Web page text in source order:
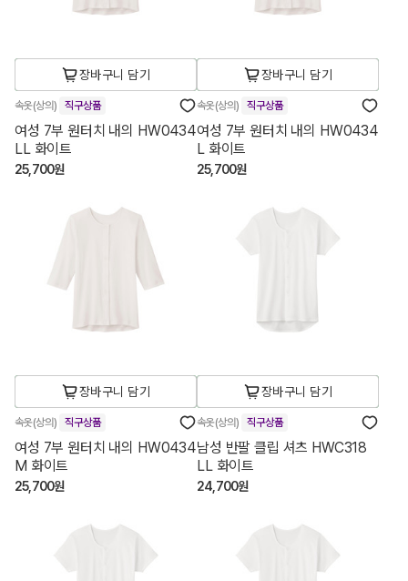
장바구니 담기
속옷(상의) 직구상품
여성 7부 원터치 내의 HW0434
LL 화이트
25,700원
장바구니 담기
속옷(상의) 직구상품
여성 7부 원터치 내의 HW0434
L 화이트
25,700원
장바구니 담기
속옷(상의) 직구상품
여성 7부 원터치 내의 HW0434
M 화이트
25,700원
장바구니 담기
속옷(상의) 직구상품
남성 반팔 클립 셔츠 HWC318
LL 화이트
24,700원